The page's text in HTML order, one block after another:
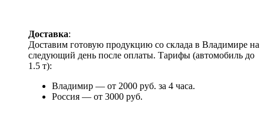
Доставка:
Доставим готовую продукцию со склада в Владимире на
следующий день после оплаты. Тарифы (автомобиль до
1.5 т):
Владимир — от 2000 руб. за 4 часа.
Россия — от 3000 руб.